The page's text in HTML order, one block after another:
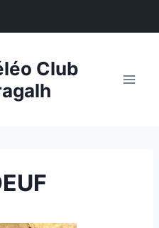
Club